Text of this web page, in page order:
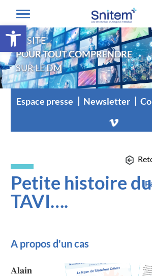
Ouvrir la barre
LE SITE
POUR TOUT COMPRENDRE
SUR LE DM
Espace presse Newsletter
Petite histoire du
TAVI….
A propos d'un cas
𝐀𝐥𝐚𝐢𝐧